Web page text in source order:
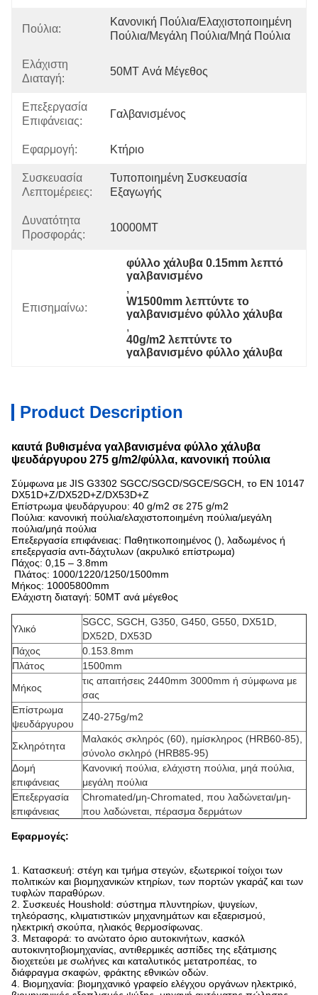
Πούλια:
Κανονική Πούλια/ελαχιστοποιημένη
Πούλια/μεγάλη Πούλια/μηά Πούλια
Ελάχιστη
Διαταγή:
50MT Ανά Μέγεθος
Επεξεργασία
Επιφάνειας:
Γαλβανισμένος
Εφαρμογή: Κτήριο
Συσκευασία
Λεπτομέρειες:
Τυποποιημένη Συσκευασία
Εξαγωγής
Δυνατότητα
Προσφοράς:
10000MT
Επισημαίνω:
φύλλο χάλυβα 0.15mm λεπτό
γαλβανισμένο
,
W1500mm λεπτύντε το
γαλβανισμένο φύλλο χάλυβα
,
40g/m2 λεπτύντε το
γαλβανισμένο φύλλο χάλυβα
Product Description
καυτά βυθισμένα γαλβανισμένα φύλλο χάλυβα
ψευδάργυρου 275 g/m2/φύλλα, κανονική πούλια
Σύμφωνα με JIS G3302 SGCC/SGCD/SGCE/SGCH, το EN 10147
DX51D+Z/DX52D+Z/DX53D+Z
Επίστρωμα ψευδάργυρου: 40 g/m2 σε 275 g/m2
Πούλια: κανονική πούλια/ελαχιστοποιημένη πούλια/μεγάλη
πούλια/μηά πούλια
Επεξεργασία επιφάνειας: Παθητικοποιημένος (), λαδωμένος ή
επεξεργασία αντι-δάχτυλων (ακρυλικό επίστρωμα)
Πάχος: 0,15 – 3.8mm
Πλάτος: 1000/1220/1250/1500mm
Μήκος: 10005800mm
Ελάχιστη διαταγή: 50MT ανά μέγεθος
Υλικό
SGCC, SGCH, G350, G450, G550, DX51D,
DX52D, DX53D
Πάχος
0.153.8mm
Πλάτος
1500mm
Μήκος
τις απαιτήσεις 2440mm 3000mm ή σύμφωνα με
σας
Επίστρωμα
ψευδάργυρου
Z40-275g/m2
Σκληρότητα
Μαλακός σκληρός (60), ημίσκληρος (HRB60-85),
σύνολο σκληρό (HRB85-95)
Δομή
επιφάνειας
Κανονική πούλια, ελάχιστη πούλια, μηά πούλια,
μεγάλη πούλια
Επεξεργασία
επιφάνειας
Chromated/μη-Chromated, που λαδώνεται/μη-
που λαδώνεται, πέρασμα δερμάτων
Εφαρμογές:
1. Κατασκευή: στέγη και τμήμα στεγών, εξωτερικοί τοίχοι των
πολιτικών και βιομηχανικών κτηρίων, των πορτών γκαράζ και των
τυφλών παραθύρων.
2. Συσκευές Houshold: σύστημα πλυντηρίων, ψυγείων,
τηλεόρασης, κλιματιστικών μηχανημάτων και εξαερισμού,
ηλεκτρική σκούπα, ηλιακός θερμοσίφωνας.
3. Μεταφορά: το ανώτατο όριο αυτοκινήτων, κασκόλ
αυτοκινητοβιομηχανίας, αντιθερμικές ασπίδες της εξάτμισης
διοχετεύει με σωλήνες και καταλυτικός μετατροπέας, το
διάφραγμα σκαφών, φράκτης εθνικών οδών.
4. Βιομηχανία: βιομηχανικό γραφείο ελέγχου οργάνων ηλεκτρικό,